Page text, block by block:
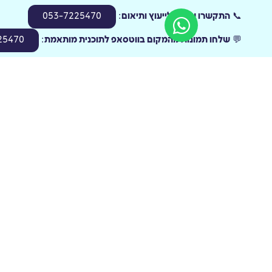
📞 התקשרו עכשיו לייעוץ ותיאום:
053-7225470
💬 שלחו תמונות מהמקום בווטסאפ לתוכנית מותאמת: